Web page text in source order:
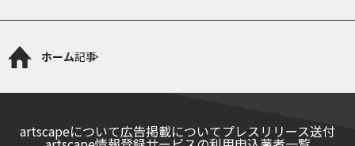
ホーム記事
artscapeについて広告掲載についてプレスリリース送付